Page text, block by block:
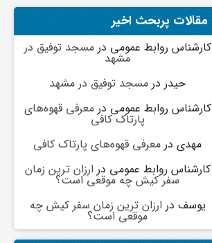
مقالات پربحث اخیر
کارشناس روابط عمومی درمسجد توفیق در
مشهد
حیدردر مسجد توفیق در مشهد
کارشناس روابط عمومی درمعرفی قهوه‌های
پارتاک کافی
مهدیدر معرفی قهوه‌های پارتاک کافی
کارشناس روابط عمومی در ارزان ترین زمان
سفر کیش چه موقعی است؟
یوسف در ارزان ترین زمان سفر کیش چه
موقعی است؟